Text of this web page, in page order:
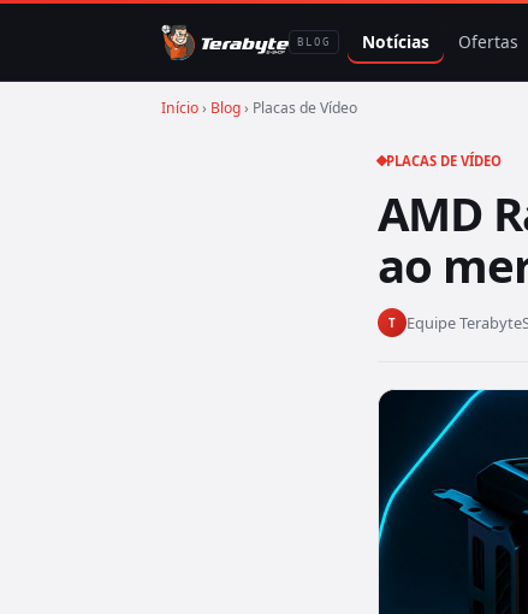
BLOG Notícias Ofertas
Início› Blog› Placas de Vídeo
PLACAS DE VÍDEO
AMD
ao
T Equipe